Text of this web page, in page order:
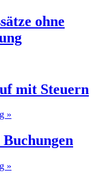
ohne
mit Steuern
»
Buchungen
»